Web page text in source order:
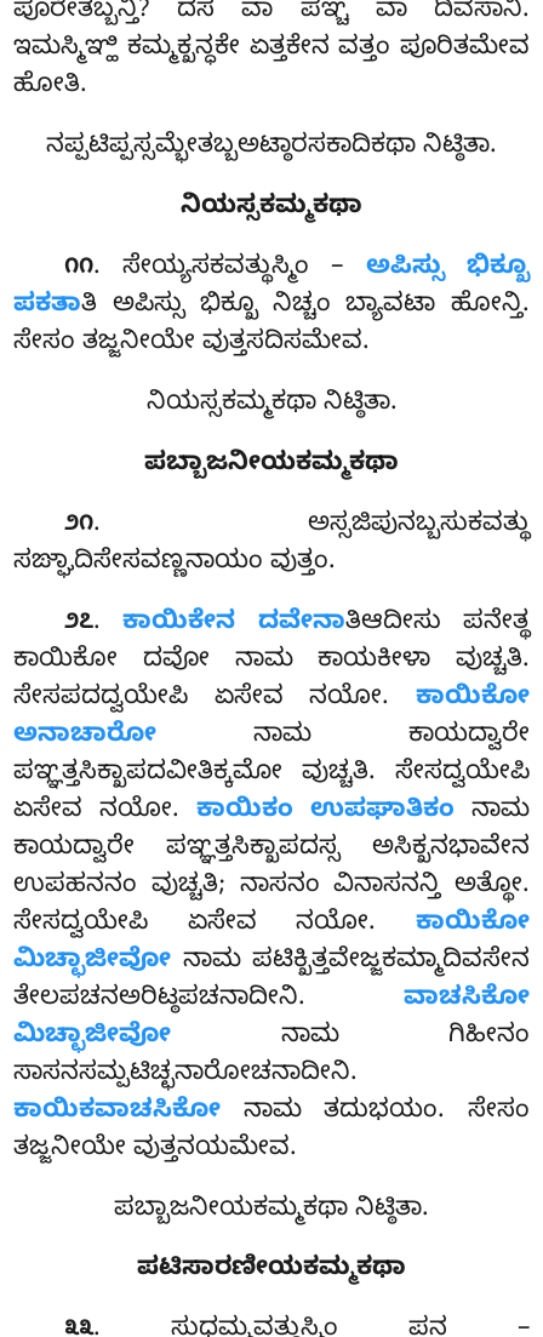
ಪೂರೇತಬ್ಬನ್ತಿ? ದಸ ವಾ ಪಞ್ಚ ವಾ ದಿವಸಾನಿ.
ಇಮಸ್ಮಿಞ್ಹಿ ಕಮ್ಮಕ್ಖನ್ಧಕೇ ಏತ್ತಕೇನ ವತ್ತಂ ಪೂರಿತಮೇವ
ಹೋತಿ.
ನಪ್ಪಟಿಪ್ಪಸ್ಸಮ್ಭೇತಬ್ಬಅಟ್ಠಾರಸಕಾದಿಕಥಾ ನಿಟ್ಠಿತಾ.
ನಿಯಸ್ಸಕಮ್ಮಕಥಾ
೧೧. ಸೇಯ್ಯಸಕವತ್ಥುಸ್ಮಿಂ – ಅಪಿಸ್ಸು ಭಿಕ್ಖೂ
ಪಕತಾತಿ ಅಪಿಸ್ಸು ಭಿಕ್ಖೂ ನಿಚ್ಚಂ ಬ್ಯಾವಟಾ ಹೋನ್ತಿ.
ಸೇಸಂ ತಜ್ಜನೀಯೇ ವುತ್ತಸದಿಸಮೇವ.
ನಿಯಸ್ಸಕಮ್ಮಕಥಾ ನಿಟ್ಠಿತಾ.
ಪಬ್ಬಾಜನೀಯಕಮ್ಮಕಥಾ
೨೧. ಅಸ್ಸಜಿಪುನಬ್ಬಸುಕವತ್ಥು
ಸಙ್ಘಾದಿಸೇಸವಣ್ಣನಾಯಂ ವುತ್ತಂ.
೨೭.ಕಾಯಿಕೇನ ದವೇನಾತಿಆದೀಸು ಪನೇತ್ಥ
ಕಾಯಿಕೋ ದವೋ ನಾಮ ಕಾಯಕೀಳಾ ವುಚ್ಚತಿ.
ಸೇಸಪದದ್ವಯೇಪಿ ಏಸೇವ ನಯೋ. ಕಾಯಿಕೋ
ಅನಾಚಾರೋ ನಾಮ ಕಾಯದ್ವಾರೇ
ಪಞ್ಞತ್ತಸಿಕ್ಖಾಪದವೀತಿಕ್ಕಮೋ ವುಚ್ಚತಿ. ಸೇಸದ್ವಯೇಪಿ
ಏಸೇವ ನಯೋ. ಕಾಯಿಕಂ ಉಪಘಾತಿಕಂ ನಾಮ
ಕಾಯದ್ವಾರೇ ಪಞ್ಞತ್ತಸಿಕ್ಖಾಪದಸ್ಸ ಅಸಿಕ್ಖನಭಾವೇನ
ಉಪಹನನಂ ವುಚ್ಚತಿ; ನಾಸನಂ ವಿನಾಸನನ್ತಿ ಅತ್ಥೋ.
ಸೇಸದ್ವಯೇಪಿ ಏಸೇವ ನಯೋ. ಕಾಯಿಕೋ
ಮಿಚ್ಛಾಜೀವೋ ನಾಮ ಪಟಿಕ್ಖಿತ್ತವೇಜ್ಜಕಮ್ಮಾದಿವಸೇನ
ತೇಲಪಚನಅರಿಟ್ಠಪಚನಾದೀನಿ. ವಾಚಸಿಕೋ
ಮಿಚ್ಛಾಜೀವೋ ನಾಮ ಗಿಹೀನಂ
ಸಾಸನಸಮ್ಪಟಿಚ್ಛನಾರೋಚನಾದೀನಿ.
ಕಾಯಿಕವಾಚಸಿಕೋ ನಾಮ ತದುಭಯಂ. ಸೇಸಂ
ತಜ್ಜನೀಯೇ ವುತ್ತನಯಮೇವ.
ಪಬ್ಬಾಜನೀಯಕಮ್ಮಕಥಾ ನಿಟ್ಠಿತಾ.
ಪಟಿಸಾರಣೀಯಕಮ್ಮಕಥಾ